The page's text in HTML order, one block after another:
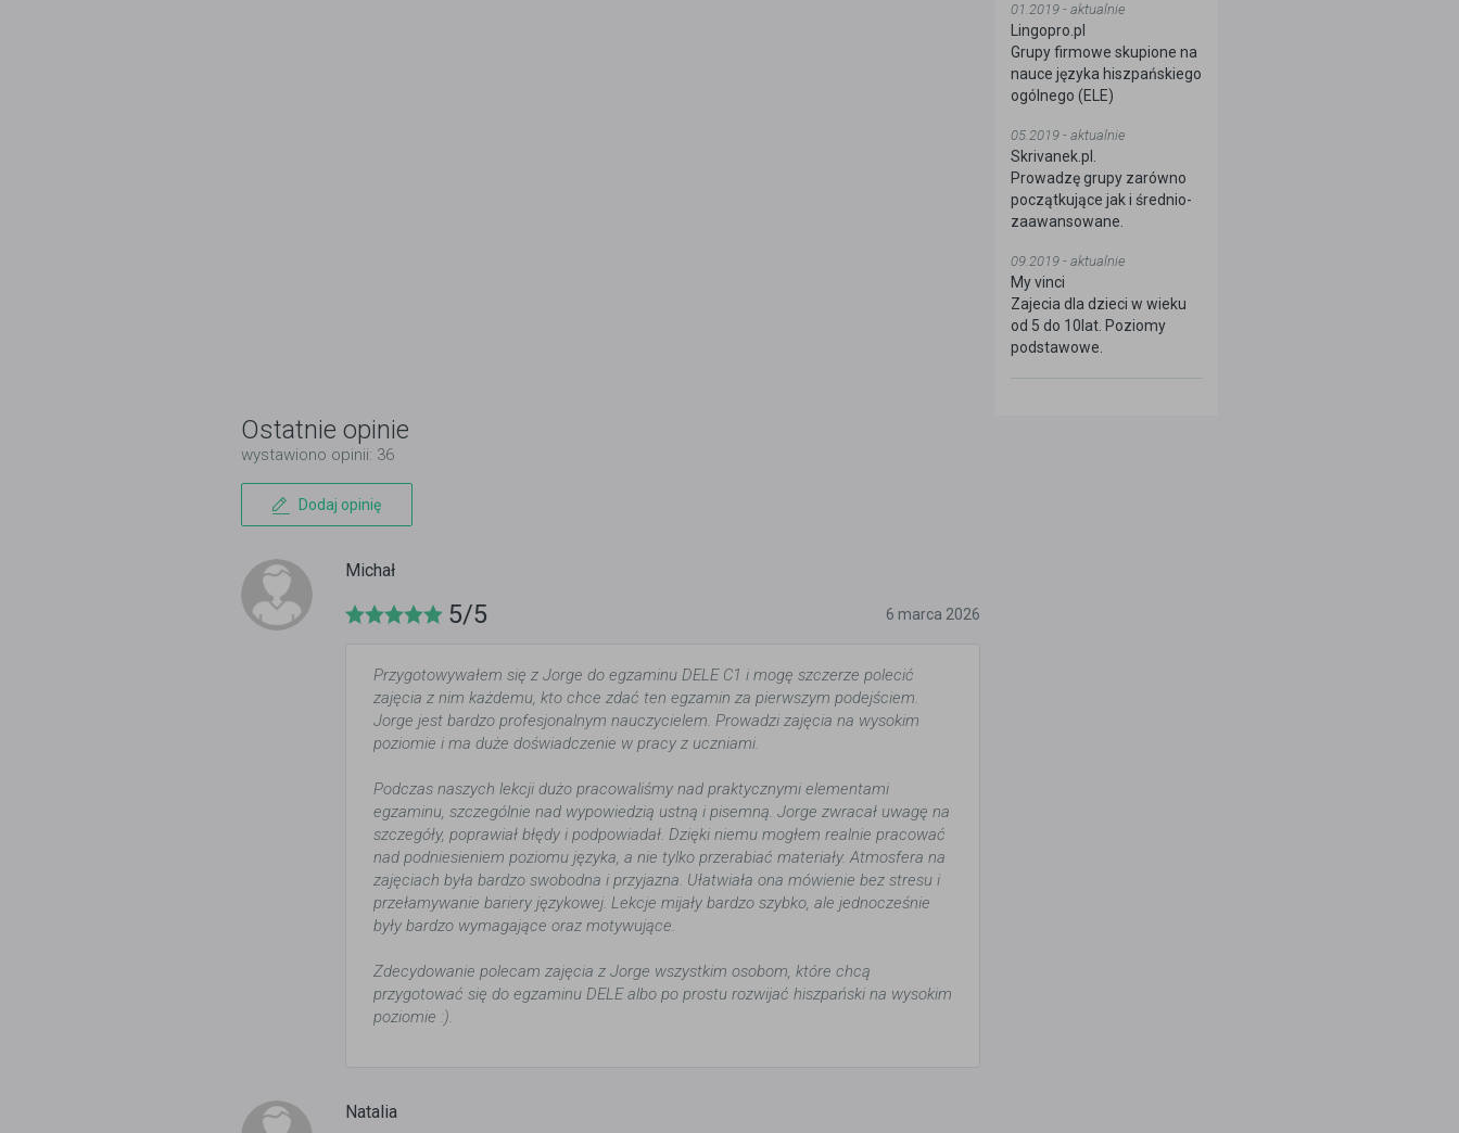
01.2019 - aktualnie
Lingopro.pl
Grupy firmowe skupione na
nauce języka hiszpańskiego
ogólnego (ELE)
05.2019 - aktualnie
Skrivanek.pl.
Prowadzę grupy zarówno
początkujące jak i średnio-
zaawansowane.
09.2019 - aktualnie
My vinci
Zajecia dla dzieci w wieku
od 5 do 10lat. Poziomy
podstawowe.
Ostatnie opinie
wystawiono opinii: 36
Dodaj opinię
Michał
5/5 6 marca 2026
Przygotowywałem się z Jorge do egzaminu DELE C1 i mogę szczerze polecić
zajęcia z nim każdemu, kto chce zdać ten egzamin za pierwszym podejściem.
Jorge jest bardzo profesjonalnym nauczycielem. Prowadzi zajęcia na wysokim
poziomie i ma duże doświadczenie w pracy z uczniami.
Podczas naszych lekcji dużo pracowaliśmy nad praktycznymi elementami
egzaminu, szczególnie nad wypowiedzią ustną i pisemną. Jorge zwracał uwagę na
szczegóły, poprawiał błędy i podpowiadał. Dzięki niemu mogłem realnie pracować
nad podniesieniem poziomu języka, a nie tylko przerabiać materiały. Atmosfera na
zajęciach była bardzo swobodna i przyjazna. Ułatwiała ona mówienie bez stresu i
przełamywanie bariery językowej. Lekcje mijały bardzo szybko, ale jednocześnie
były bardzo wymagające oraz motywujące.
Zdecydowanie polecam zajęcia z Jorge wszystkim osobom, które chcą
przygotować się do egzaminu DELE albo po prostu rozwijać hiszpański na wysokim
poziomie :).
Natalia